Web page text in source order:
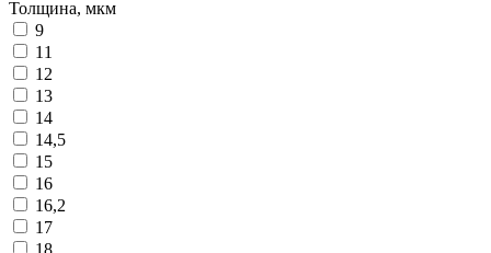
Толщина, мкм
9
11
12
13
14
14,5
15
16
16,2
17
18